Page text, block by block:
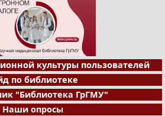
культуры пользователей
по библиотеке
"Библиотека ГрГМУ"
Наши опросы